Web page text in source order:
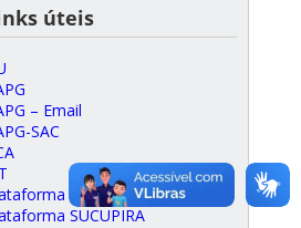
úteis
– Email
SAC
Carlos Chagas
SUCUPIRA